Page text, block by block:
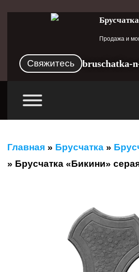
Продажа и
Свяжитесь bruschatka-
Главная » Брусчатка »
» Брусчатка «Бикини»